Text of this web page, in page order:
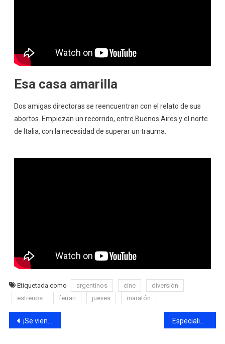
Esa casa amarilla
Dos amigas directoras se reencuentran con el relato de sus
abortos. Empiezan un recorrido, entre Buenos Aires y el norte
de Italia, con la necesidad de superar un trauma.
Etiquetada como argentinos cine
diversión
estrenos
ferrari jueves maratón
¡Se viene el M2O Máster Open Series!